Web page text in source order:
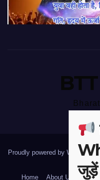
Proudly powered by WordPress
Home About Us
जुड़ें